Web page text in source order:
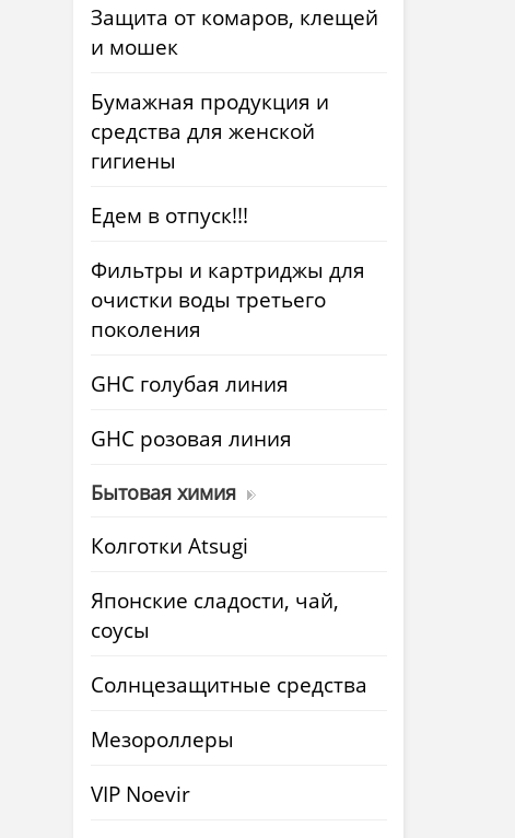
Защита от комаров, клещей
и мошек
Бумажная продукция и
средства для женской
гигиены
Едем в отпуск!!!
Фильтры и картриджы для
очистки воды третьего
поколения
GHC голубая линия
GHC розовая линия
Бытовая химия
Колготки Atsugi
Японские сладости, чай,
соусы
Солнцезащитные средства
Мезороллеры
VIP Noevir